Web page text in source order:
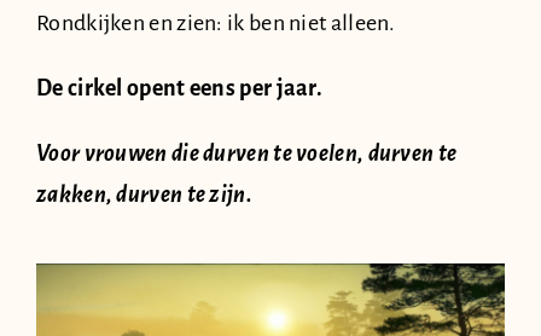
Rondkijken en zien: ik ben niet alleen.
De cirkel opent eens per jaar.
Voor vrouwen die durven te voelen, durven te
zakken, durven te zijn.